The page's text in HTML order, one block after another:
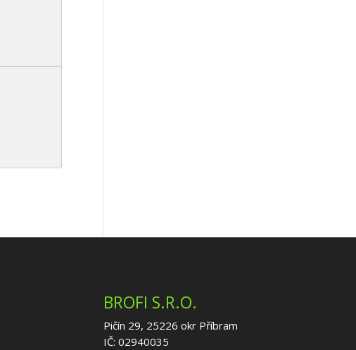
BROFI S.R.O.
Pičín 29, 25226 okr Příbram
IČ: 02940035